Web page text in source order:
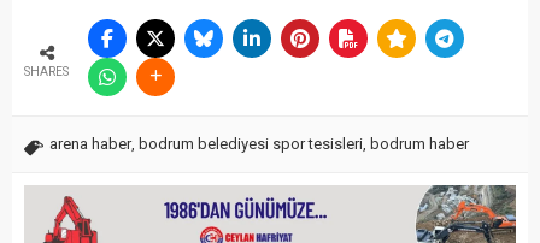
SHARES
arena haber, bodrum belediyesi spor tesisleri bodrum haber